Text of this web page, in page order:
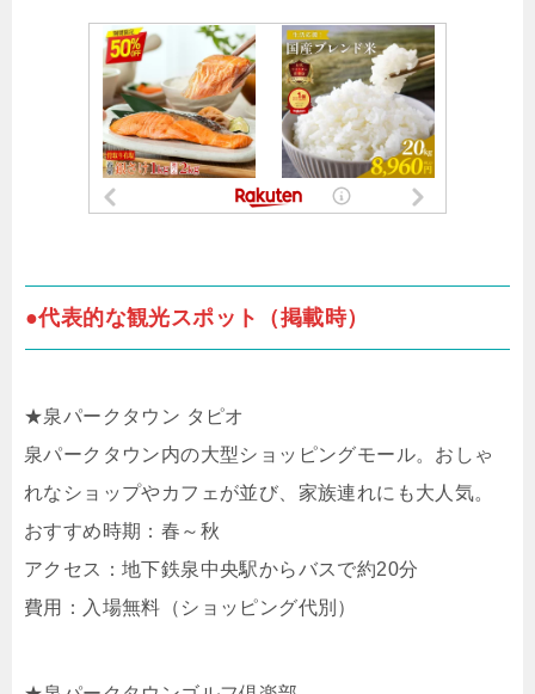
●代表的な観光スポット（掲載時）
★泉パークタウン タピオ
泉パークタウン内の大型ショッピングモール。おしゃ
れなショップやカフェが並び、家族連れにも大人気。
おすすめ時期：春～秋
アクセス：地下鉄泉中央駅からバスで約20分
費用：入場無料（ショッピング代別）